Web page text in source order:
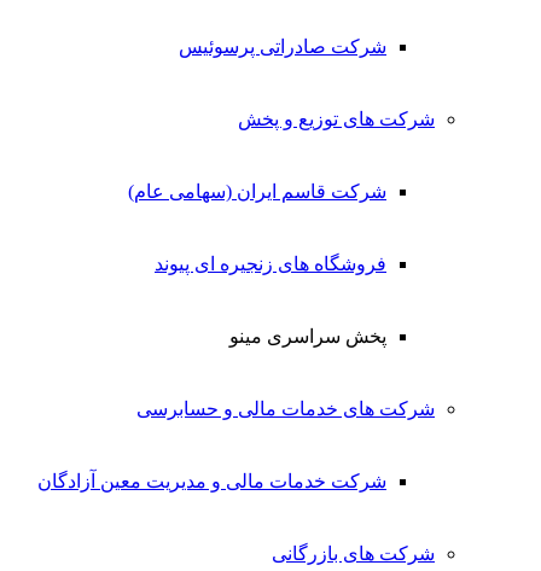
شرکت صادراتی پرسوئیس
شرکت های توزیع و پخش
شرکت قاسم ایران (سهامی عام)
فروشگاه های زنجیره ای پیوند
پخش سراسری مینو
شرکت های خدمات مالی و حسابرسی
شرکت خدمات مالی و مدیریت معین آزادگان
شرکت های بازرگانی